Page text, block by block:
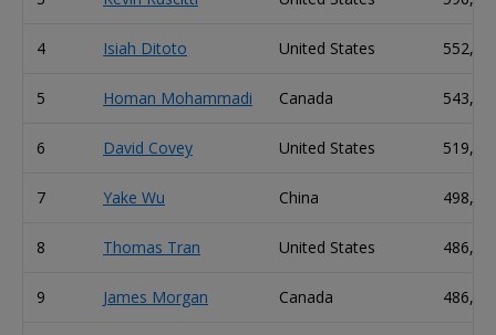
4 Isiah Ditoto United States
5 Homan Mohammadi Canada
6 David Covey United States
7 Yake Wu China
8 Thomas Tran United States
9 James Morgan Canada